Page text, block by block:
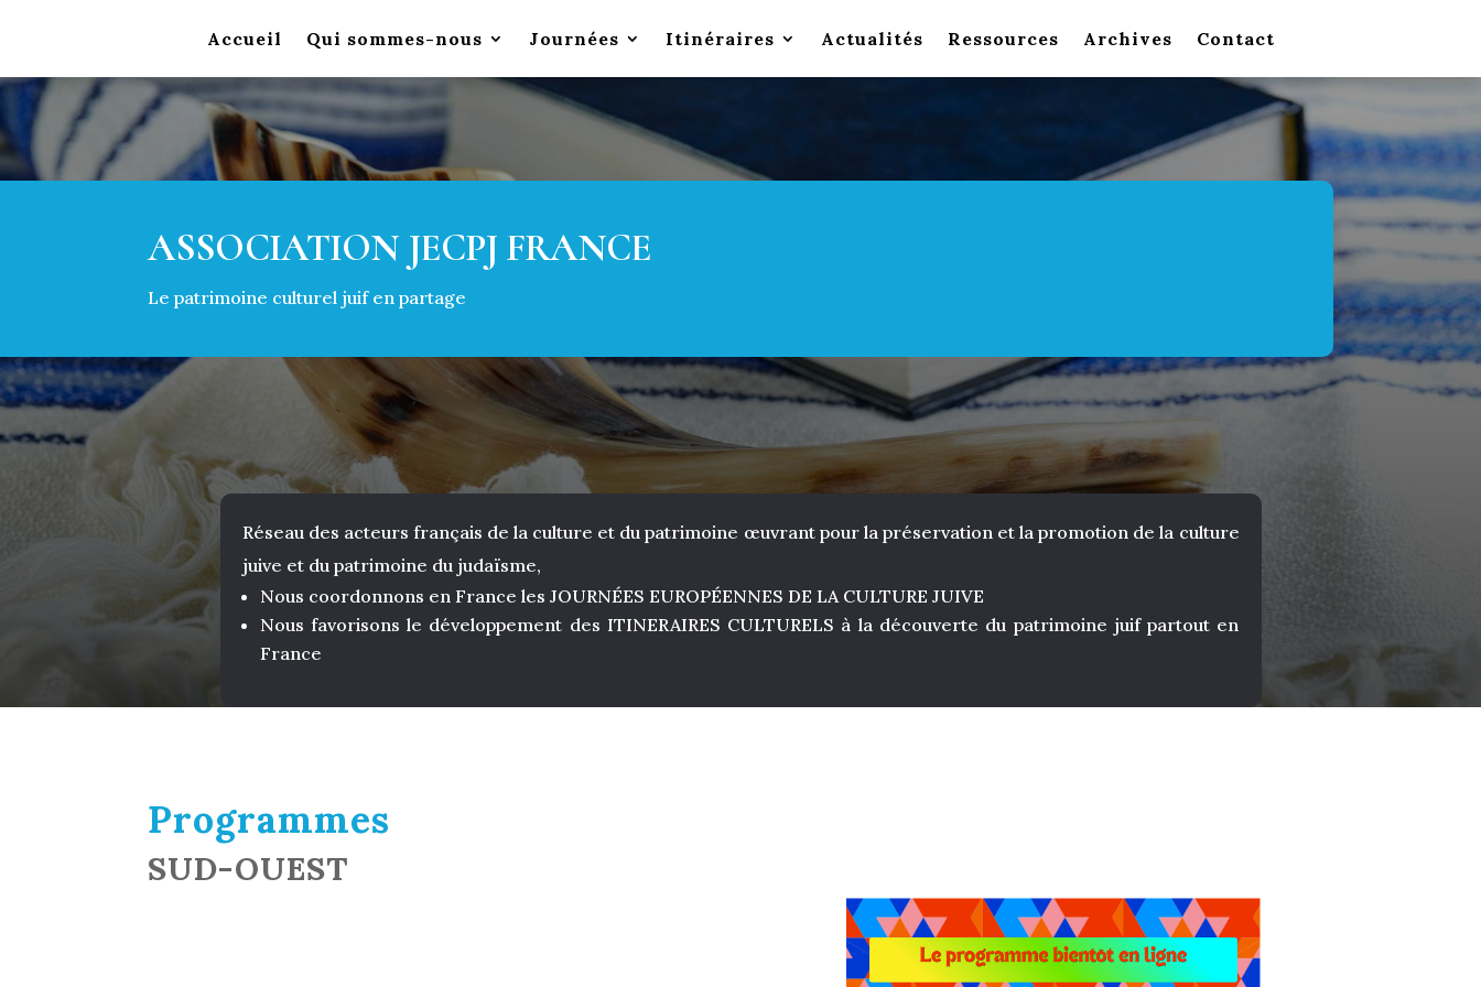
Accueil Qui sommes-nous Journées Itinéraires Actualités Ressources Archives Contact
ASSOCIATION JECPJ FRANCE
Le patrimoine culturel juif en partage
Réseau des acteurs français de la culture et du patrimoine œuvrant pour la préservation et la promotion de la culture
juive et du patrimoine du judaïsme,
Nous coordonnons en France les JOURNÉES EUROPÉENNES DE LA CULTURE JUIVE
Nous favorisons le développement des ITINERAIRES CULTURELS à la découverte du patrimoine juif partout en
France
Programmes
SUD-OUEST